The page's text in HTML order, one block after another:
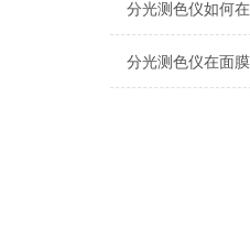
分光测色仪如何